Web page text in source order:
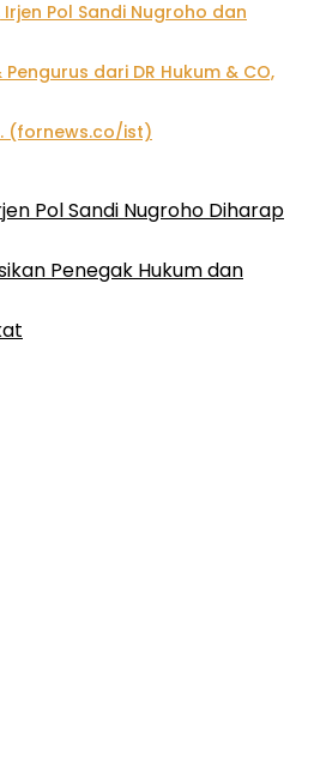
Pol Sandi Nugroho Diharap
Penegak Hukum dan